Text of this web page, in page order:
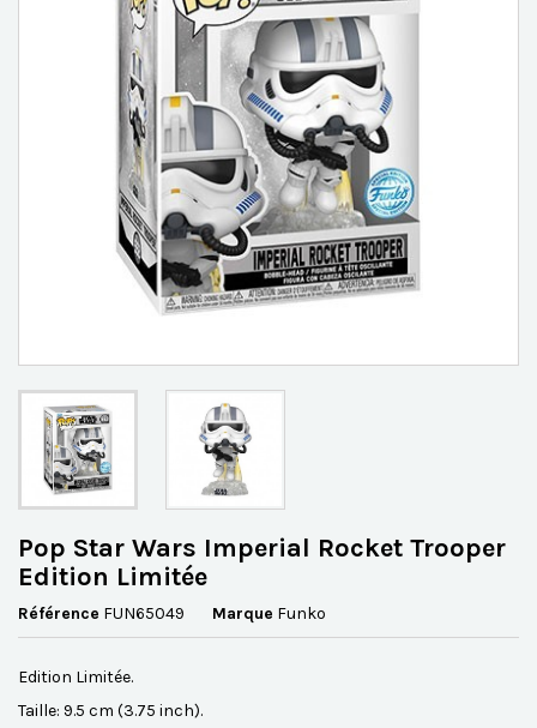
Pop Star Wars Imperial Rocket Trooper
Edition Limitée
Référence FUN65049 Marque Funko
Edition Limitée.
Taille: 9.5 cm (3.75 inch).